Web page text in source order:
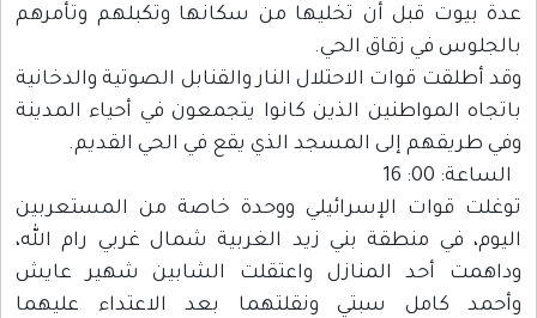
عدة بيوت قبل أن تخليها من سكانها وتكبلهم وتأمرهم
بالجلوس في زقاق الحي.
وقد أطلقت قوات الاحتلال النار والقنابل الصوتية والدخانية
باتجاه المواطنين الذين كانوا يتجمعون في أحياء المدينة
وفي طريقهم إلى المسجد الذي يقع في الحي القديم.
الساعة: 00: 16
توغلت قوات الإسرائيلي ووحدة خاصة من المستعربين
اليوم، في منطقة بني زيد الغربية شمال غربي رام الله،
وداهمت أحد المنازل واعتقلت الشابين شهير عايش
وأحمد كامل سبتي ونقلتهما بعد الاعتداء عليهما